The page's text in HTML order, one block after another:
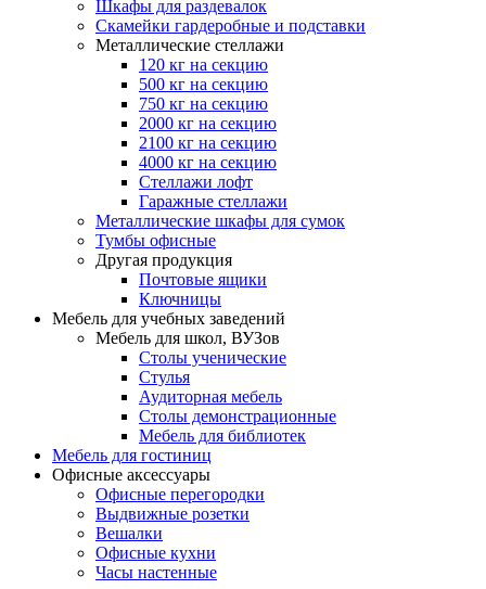
Шкафы для раздевалок
Скамейки гардеробные и подставки
Металлические стеллажи
120 кг на секцию
500 кг на секцию
750 кг на секцию
2000 кг на секцию
2100 кг на секцию
4000 кг на секцию
Стеллажи лофт
Гаражные стеллажи
Металлические шкафы для сумок
Тумбы офисные
Другая продукция
Почтовые ящики
Ключницы
Мебель для учебных заведений
Мебель для школ, ВУЗов
Столы ученические
Стулья
Аудиторная мебель
Столы демонстрационные
Мебель для библиотек
Мебель для гостиниц
Офисные аксессуары
Офисные перегородки
Выдвижные розетки
Вешалки
Офисные кухни
Часы настенные